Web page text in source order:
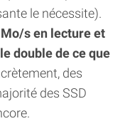
le nécessite).
s en lecture et
double de ce que
des
des SSD